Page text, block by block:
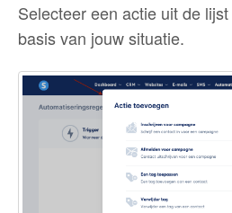
Selecteer een actie uit de lijst
basis van jouw situatie.